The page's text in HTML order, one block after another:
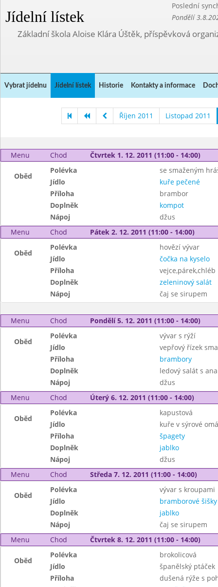
Jídelní lístek
Poslední
Pondělí
Základní škola Aloise Klára Úštěk, příspěvková
Vybrat jídelnu Jídelní lístek Historie Kontakty a informace
Říjen 2011 Listopad 2011
Menu Chod Čtvrtek 1. 12. 2011 (11:00 - 14:00)
Oběd
Polévka
se smaženým
Jídlo
kuře pečené
Příloha
brambor
Doplněk
kompot
Nápoj
džus
Menu
Chod Pátek 2. 12. 2011 (11:00 - 14:00)
Oběd
Polévka
hovězí vývar
Jídlo
čočka na kyselo
Příloha
vejce,párek,chléb
Doplněk
zeleninový salát
Nápoj
čaj se sirupem
Menu Chod Pondělí 5. 12. 2011 (11:00 - 14:00)
Oběd
Polévka
vývar s rýží
Jídlo
vepřový řízek
Příloha
brambory
Doplněk
ledový salát s
Nápoj
džus
Menu
Chod Úterý 6. 12. 2011 (11:00 - 14:00)
Oběd
Polévka
kapustová
Jídlo
kuře v sýrové
Příloha
špagety
Doplněk
jablko
Nápoj
džus
Menu
Chod Středa 7. 12. 2011 (11:00 - 14:00)
Oběd
Polévka
vývar s kroupami
Jídlo
bramborové
Doplněk
jablko
Nápoj
čaj se sirupem
Menu
Chod Čtvrtek 8. 12. 2011 (11:00 - 14:00)
Oběd
Polévka
brokolicová
Jídlo
španělský ptáček
Příloha
dušená rýže s